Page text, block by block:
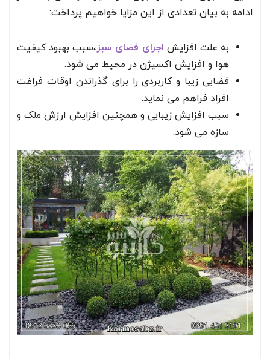
ادامه به بیان تعدادی از این مزایا خواهیم پرداخت:
به علت افزایش اجرای فضای سبز،سبب بهبود کیفیت
هوا و افزایش اکسیژن در محیط می شود.
فضایی زیبا و کاربردی را برای گذراندن اوقات فراغت
افراد فراهم می نماید.
سبب افزایش زیبایی و همچنین افزایش ارزش ملک و
سازه می شود.